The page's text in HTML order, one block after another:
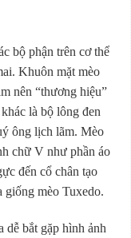
bộ phận trên cơ thể
Khuôn mặt mèo
nên “thương hiệu”
là bộ lông đen
ông lịch lãm. Mèo
chữ V như phần áo
đến cổ chân tạo
giống mèo Tuxedo.
dễ bắt gặp hình ảnh